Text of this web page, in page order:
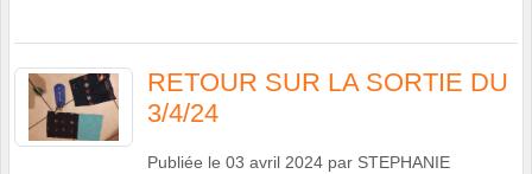
RETOUR SUR LA SORTIE DU
3/4/24
Publiée le 03 avril 2024 par STEPHANIE